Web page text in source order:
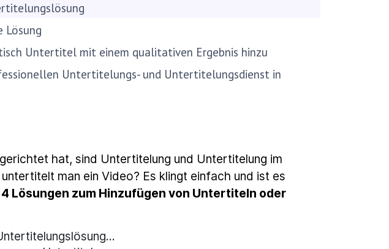
Lösung
Untertitel mit einem qualitativen Ergebnis hinzu
Untertitelungs- und Untertitelungsdienst in
hat, sind Untertitelung und Untertitelung im
man ein Video? Es klingt einfach und ist es
4 Lösungen zum Hinzufügen von Untertiteln oder